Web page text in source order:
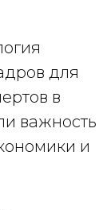
для
в
важность
и